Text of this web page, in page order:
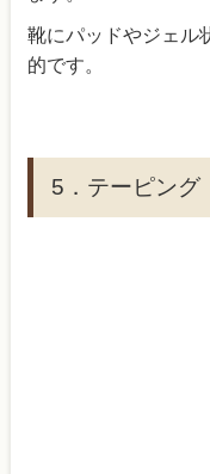
靴にパッドやジェル
的です。
5．テーピング